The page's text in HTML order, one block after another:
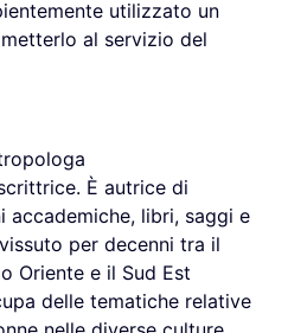
utilizzato un
al servizio del
È autrice di
accademiche, libri, saggi e
per decenni tra il
Oriente e il Sud Est
delle tematiche relative